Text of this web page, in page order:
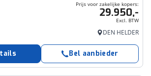
Prijs voor zakelijke kopers:
29.950,-
Excl. BTW
DEN HELDER
Bel aanbieder